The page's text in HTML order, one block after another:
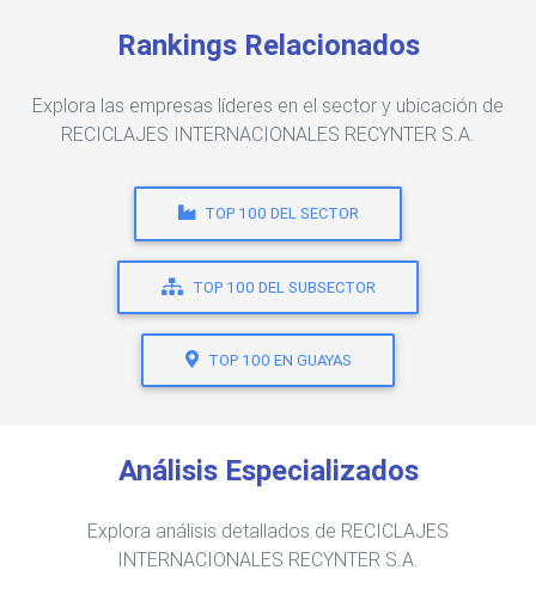
Rankings Relacionados
Explora las empresas líderes en el sector y ubicación de
RECICLAJES INTERNACIONALES RECYNTER S.A.
TOP 100 DEL SECTOR
TOP 100 DEL SUBSECTOR
TOP 100 EN GUAYAS
Análisis Especializados
Explora análisis detallados de RECICLAJES
INTERNACIONALES RECYNTER S.A.